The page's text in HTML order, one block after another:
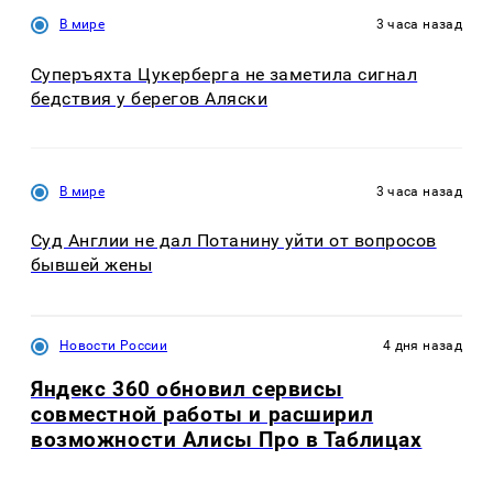
В мире 3 часа назад
Суперъяхта Цукерберга не заметила сигнал
бедствия у берегов Аляски
В мире 3 часа назад
Суд Англии не дал Потанину уйти от вопросов
бывшей жены
Новости России 4 дня назад
Яндекс 360 обновил сервисы
совместной работы и расширил
возможности Алисы Про в Таблицах